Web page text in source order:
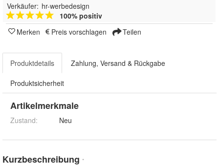
Verkäufer: hr-werbedesign
100% positiv
Merken
Preis vorschlagen Teilen
Produktdetails Zahlung, Versand & Rückgabe
Produktsicherheit
Artikelmerkmale
Zustand: Neu
Kurzbeschreibung *